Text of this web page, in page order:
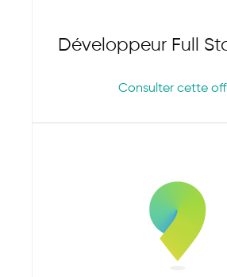
Développeur Full
Consulter cette